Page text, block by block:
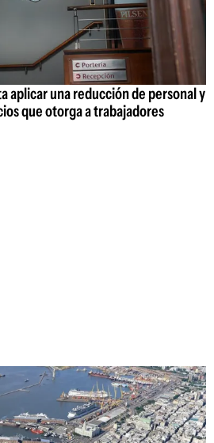
aplicar una reducción de personal y
que otorga a trabajadores